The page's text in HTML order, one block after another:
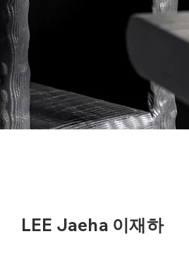
LEE Jaeha 이재하